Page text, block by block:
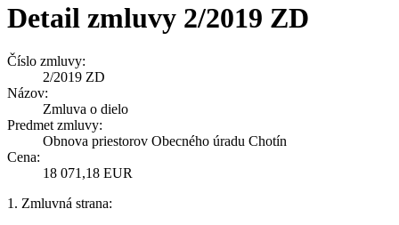
Detail zmluvy 2/2019 ZD
Číslo zmluvy:
2/2019 ZD
Názov:
Zmluva o dielo
Predmet zmluvy:
Obnova priestorov Obecného úradu Chotín
Cena:
18 071,18 EUR
1. Zmluvná strana: